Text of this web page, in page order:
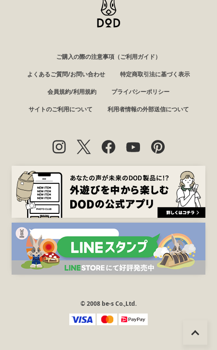
ご購入の際の注意事項（ご利用ガイド）
よくあるご質問/お問い合わせ 特定商取引法に基づく表示
会員規約/利用規約 プライバシーポリシー
サイトのご利用について 利用者情報の外部送信について
© 2008 be-s Co.,Ltd.